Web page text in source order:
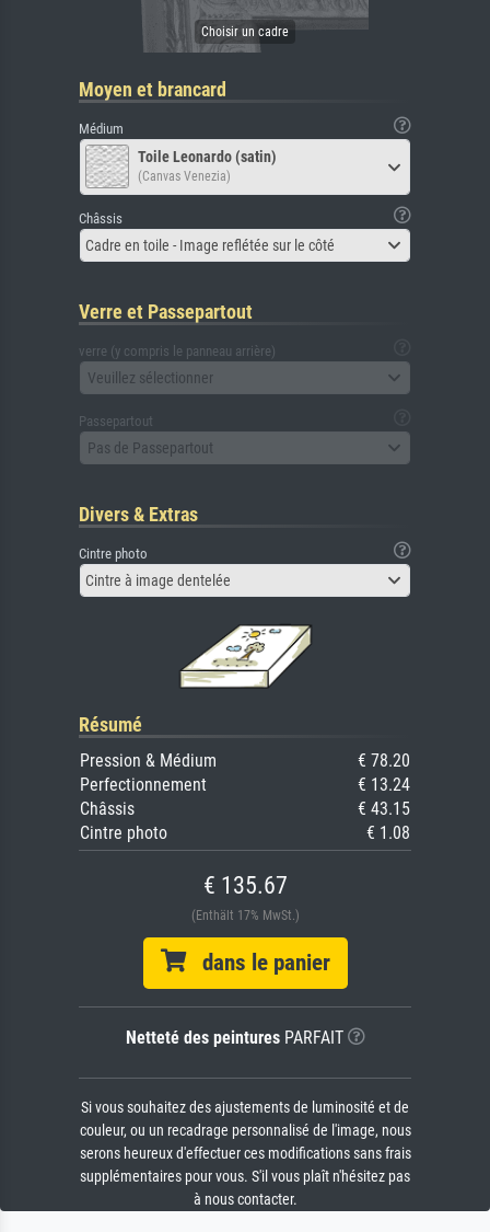
Moyen et brancard
Médium
Toile Leonardo (satin)
(Canvas Venezia)
Châssis
Cadre en toile - Image reflétée sur le côté
Verre et Passepartout
verre (y compris le panneau arrière)
Veuillez sélectionner
Passepartout
Pas de Passepartout
Divers & Extras
Cintre photo
Cintre à image dentelée
Résumé
Pression & Médium
€ 78.20
Perfectionnement
€ 13.24
Châssis
€ 43.15
Cintre photo
€ 1.08
€ 135.67
(Enthält 17% MwSt.)
dans le panier
Netteté des peinturesPARFAIT
Si vous souhaitez des ajustements de luminosité et de
couleur, ou un recadrage personnalisé de l'image, nous
serons heureux d'effectuer ces modifications sans frais
supplémentaires pour vous. S'il vous plaît n'hésitez pas
à nous contacter.